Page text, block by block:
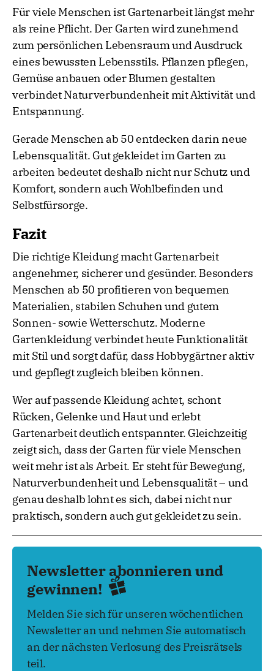
Für viele Menschen ist Gartenarbeit längst mehr
als reine Pflicht. Der Garten wird zunehmend
zum persönlichen Lebensraum und Ausdruck
eines bewussten Lebensstils. Pflanzen pflegen,
Gemüse anbauen oder Blumen gestalten
verbindet Naturverbundenheit mit Aktivität und
Entspannung.
Gerade Menschen ab 50 entdecken darin neue
Lebensqualität. Gut gekleidet im Garten zu
arbeiten bedeutet deshalb nicht nur Schutz und
Komfort, sondern auch Wohlbefinden und
Selbstfürsorge.
Fazit
Die richtige Kleidung macht Gartenarbeit
angenehmer, sicherer und gesünder. Besonders
Menschen ab 50 profitieren von bequemen
Materialien, stabilen Schuhen und gutem
Sonnen- sowie Wetterschutz. Moderne
Gartenkleidung verbindet heute Funktionalität
mit Stil und sorgt dafür, dass Hobbygärtner aktiv
und gepflegt zugleich bleiben können.
Wer auf passende Kleidung achtet, schont
Rücken, Gelenke und Haut und erlebt
Gartenarbeit deutlich entspannter. Gleichzeitig
zeigt sich, dass der Garten für viele Menschen
weit mehr ist als Arbeit. Er steht für Bewegung,
Naturverbundenheit und Lebensqualität – und
genau deshalb lohnt es sich, dabei nicht nur
praktisch, sondern auch gut gekleidet zu sein.
Newsletter abonnieren und
gewinnen!
Melden Sie sich für unseren wöchentlichen
Newsletter an und nehmen Sie automatisch
an der nächsten Verlosung des Preisrätsels
teil.